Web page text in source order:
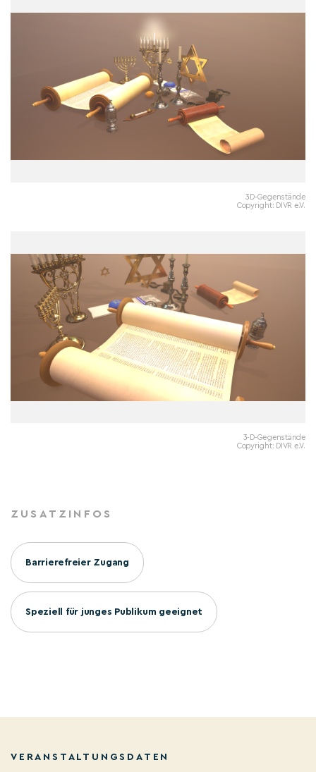
3D-Gegenstände
Copyright: DIVR e.V.
3-D-Gegenstände
Copyright: DIVR e.V.
ZUSATZINFOS
Barrierefreier Zugang
Speziell für junges Publikum geeignet
VERANSTALTUNGSDATEN